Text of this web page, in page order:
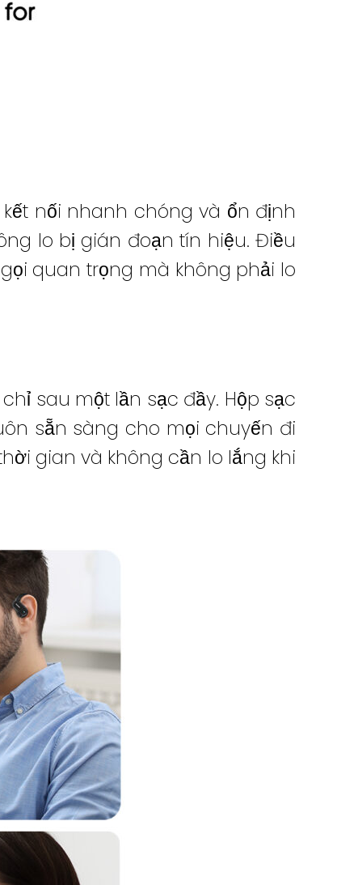
nối nhanh chóng và ổn định
lo bị gián đoạn tín hiệu. Điều
quan trọng mà không phải lo
sau một lần sạc đầy. Hộp sạc
sẵn sàng cho mọi chuyến đi
gian và không cần lo lắng khi